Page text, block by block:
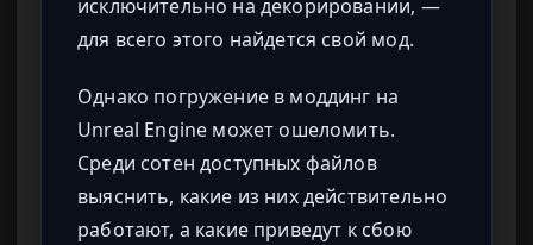
исключительно на декорировании, —
для всего этого найдется свой мод.
Однако погружение в моддинг на
Unreal Engine может ошеломить.
Среди сотен доступных файлов
выяснить, какие из них действительно
работают, а какие приведут к сбою